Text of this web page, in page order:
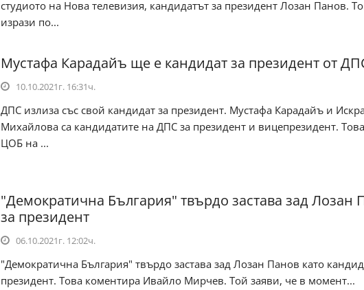
студиото на Нова телевизия, кандидатът за президент Лозан Панов.
изрази по...
Мустафа Карадайъ ще е кандидат за президент от
10.10.2021г. 16:31ч.
ДПС излиза със свой кандидат за президент. Мустафа Карадайъ и
Михайлова са кандидатите на ДПС за президент и вицепрезидент.
ЦОБ на ...
"Демократична България" твърдо застава зад Лозан
за президент
06.10.2021г. 12:02ч.
"Демократична България" твърдо застава зад Лозан Панов като
президент. Това коментира Ивайло Мирчев. Той заяви, че в момент...